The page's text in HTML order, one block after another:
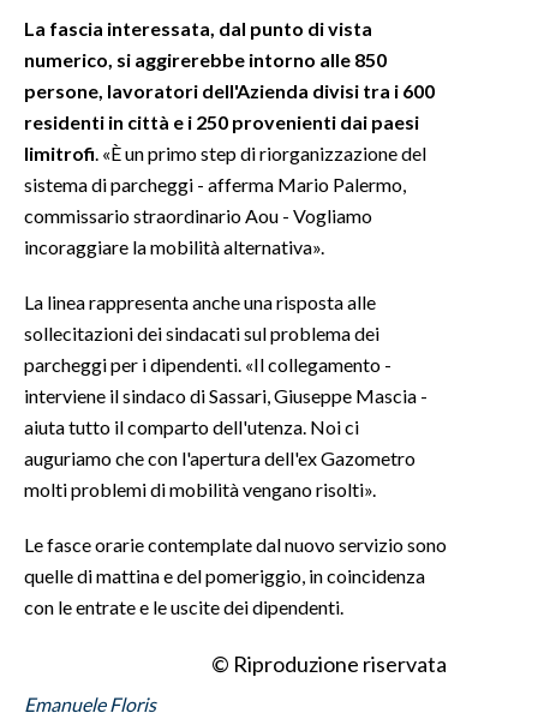
#CARAUNIONE
3 MINUTI CON
ANNUNCI
NECROLOGI
PUBBLICITÀ
STORE
La fascia interessata, dal punto di vista
numerico, si aggirerebbe intorno alle 850
persone, lavoratori dell'Azienda divisi tra i 600
residenti in città e i 250 provenienti dai paesi
limitrofi . «È un primo step di riorganizzazione del
sistema di parcheggi - afferma Mario Palermo,
commissario straordinario Aou - Vogliamo
incoraggiare la mobilità alternativa».
La linea rappresenta anche una risposta alle
sollecitazioni dei sindacati sul problema dei
parcheggi per i dipendenti. «Il collegamento -
interviene il sindaco di Sassari, Giuseppe Mascia -
aiuta tutto il comparto dell'utenza. Noi ci
auguriamo che con l'apertura dell'ex Gazometro
molti problemi di mobilità vengano risolti».
Le fasce orarie contemplate dal nuovo servizio sono
quelle di mattina e del pomeriggio, in coincidenza
con le entrate e le uscite dei dipendenti.
© Riproduzione riservata
Emanuele Floris